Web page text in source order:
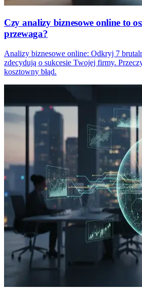
Czy analizy biznesowe online to
przewaga?
Analizy biznesowe online: Odkryj 7
zdecydują o sukcesie Twojej firmy.
kosztowny błąd.